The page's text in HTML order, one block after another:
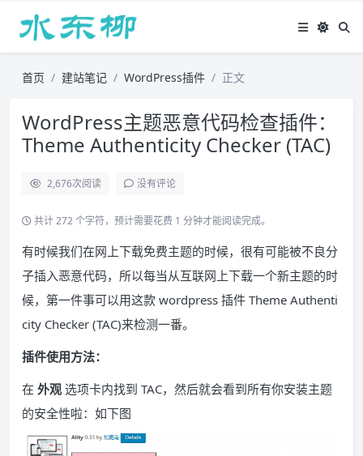
首页 建站笔记 WordPress插件 正文
WordPress主题恶意代码检查插件：
Theme Authenticity Checker (TAC)
2,676次阅读 没有评论
共计 272 个字符，预计需要花费 1 分钟才能阅读完成。
有时候我们在网上下载免费主题的时候，很有可能被不良分
子插入恶意代码，所以每当从互联网上下载一个新主题的时
候，第一件事可以用这款 wordpress 插件 Theme Authenti
city Checker (TAC)来检测一番。
插件使用方法：
在 外观 选项卡内找到 TAC，然后就会看到所有你安装主题
的安全性啦：如下图